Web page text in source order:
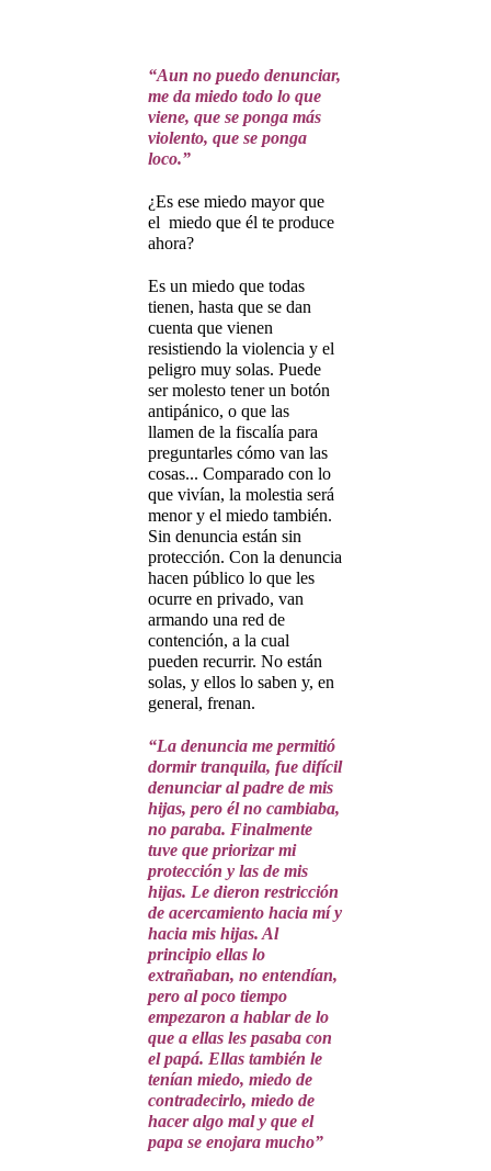
“Aun no puedo denunciar,
me da miedo todo lo que
viene, que se ponga más
violento, que se ponga
loco.”
¿Es ese miedo mayor que
el miedo que él te produce
ahora?
Es un miedo que todas
tienen, hasta que se dan
cuenta que vienen
resistiendo la violencia y el
peligro muy solas. Puede
ser molesto tener un botón
antipánico, o que las
llamen de la fiscalía para
preguntarles cómo van las
cosas... Comparado con lo
que vivían, la molestia será
menor y el miedo también.
Sin denuncia están sin
protección. Con la denuncia
hacen público lo que les
ocurre en privado, van
armando una red de
contención, a la cual
pueden recurrir. No están
solas, y ellos lo saben y, en
general, frenan.
“La denuncia me permitió
dormir tranquila, fue difícil
denunciar al padre de mis
hijas, pero él no cambiaba,
no paraba. Finalmente
tuve que priorizar mi
protección y las de mis
hijas. Le dieron restricción
de acercamiento hacia mí y
hacia mis hijas. Al
principio ellas lo
extrañaban, no entendían,
pero al poco tiempo
empezaron a hablar de lo
que a ellas les pasaba con
el papá. Ellas también le
tenían miedo, miedo de
contradecirlo, miedo de
hacer algo mal y que el
papa se enojara mucho”